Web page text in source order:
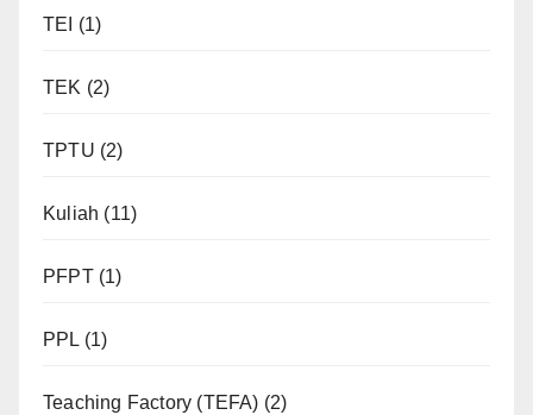
TEI (1)
TEK (2)
TPTU (2)
Kuliah (11)
PFPT(1)
PPL (1)
Teaching Factory (TEFA) (2)